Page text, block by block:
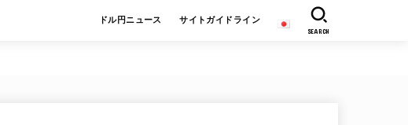
ドル円ニュース サイトガイドライン
SEARCH